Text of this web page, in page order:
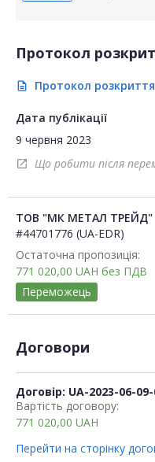
Протокол
description Протокол
Дата публікації
9 червня 2023
open_in_new Що робити після
ТОВ "МК МЕТАЛ ТРЕЙД"
#44701776 (UA-EDR)
Остаточна пропозиція:
771 020,00 UAH без ПДВ
Переможець
Договори
Договір: UA-2023-06-
Вартість договору:
771 020,00 UAH
Перейти на сторінку